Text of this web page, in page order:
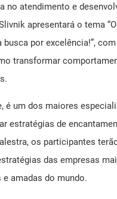
no atendimento e
apresentará o tema
busca por excelência!”,
transformar
é um dos maiores
estratégias de
os participantes
das empresas
e amadas do mundo.